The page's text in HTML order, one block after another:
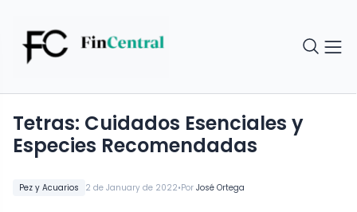
Pez y Acuarios 2 de January de 2022•Por José Ortega
Tetras: Cuidados Esenciales y
Especies Recomendadas